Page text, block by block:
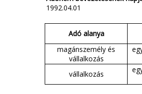
1992.04.01
Adó alanya
magánszemély és
vállalkozás
vállalkozás